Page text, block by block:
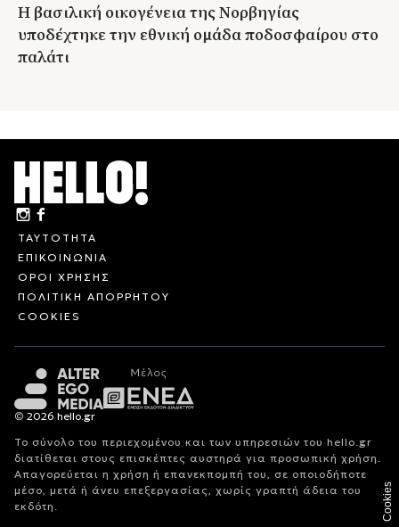
Η βασιλική οικογένεια της Νορβηγίας
υποδέχτηκε την εθνική ομάδα ποδοσφαίρου στο
παλάτι
ΤΑΥΤΟΤΗΤΑ
ΕΠΙΚΟΙΝΩΝΙΑ
ΟΡΟΙ ΧΡΗΣΗΣ
ΠΟΛΙΤΙΚΗ ΑΠΟΡΡΗΤΟΥ
COOKIES
© 2026 hello.gr
Το σύνολο του περιεχομένου και των υπηρεσιών του hello.gr
διατίθεται στους επισκέπτες αυστηρά για προσωπική χρήση.
Απαγορεύεται η χρήση ή επανεκπομπή του, σε οποιοδήποτε
μέσο, μετά ή άνευ επεξεργασίας, χωρίς γραπτή άδεια του
εκδότη.
Cookies